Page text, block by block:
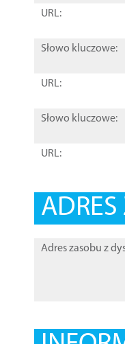
URL:
Słowo kluczowe:
URL:
Słowo kluczowe:
URL:
Adres zasobu z